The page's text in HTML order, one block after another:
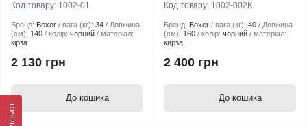
Фільтр
Код товару: 1002-01
Бренд: Boxer вага (кг): 34
Довжина
(см): 140 колір: чорний
матеріал:
кірза
2 130 грн
До кошика
Код товару: 1002-002K
Бренд: Boxer вага (кг): 40
Довжина
(см): 160 колір: чорний
матеріал:
кирза
2 400 грн
До кошика